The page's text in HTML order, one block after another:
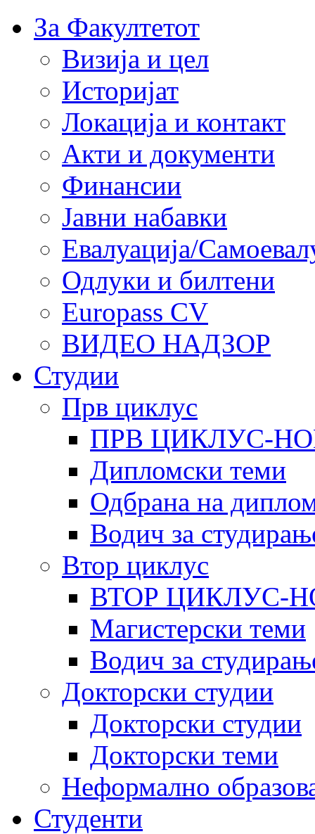
За Факултетот
Визија и цел
Историјат
Локација и контакт
Акти и документи
Финансии
Јавни набавки
Евалуација/
Одлуки и билтени
Europass CV
ВИДЕО НАДЗОР
Студии
Прв циклус
ПРВ ЦИКЛУС-
Дипломски теми
Одбрана на
Водич за
Втор циклус
ВТОР ЦИКЛУС-
Магистерски теми
Водич за
Докторски студии
Докторски студии
Докторски теми
Неформално
Студенти